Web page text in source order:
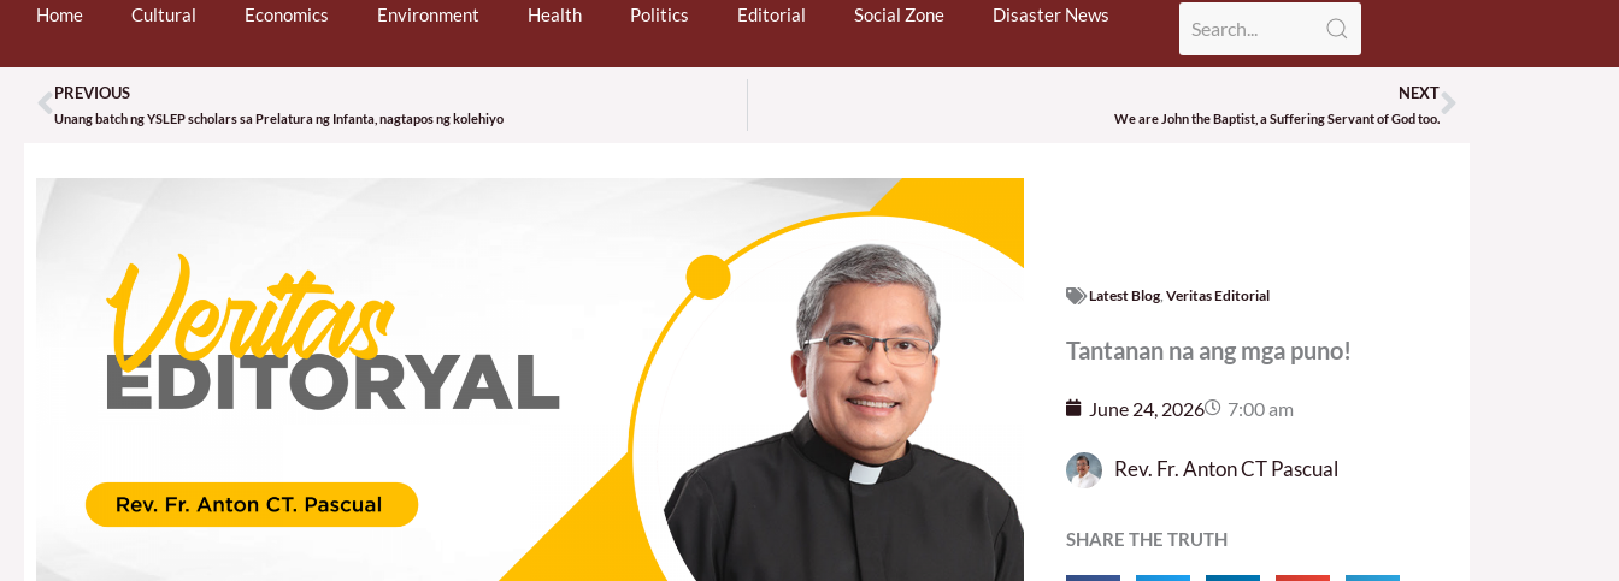
Home Cultural Economics Environment Health Politics Editorial Social Zone Disaster News
Prev
PREVIOUS
Unang batch ng YSLEP scholars sa Prelatura ng Infanta, nagtapos ng kolehiyo
NEXT
We are John the Baptist, a Suffering Servant of God too.Next
Latest Blog, Veritas Editorial
Tantanan na ang mga puno!
June 24, 2026 7:00 am
Rev. Fr. Anton CT Pascual
SHARE THE TRUTH